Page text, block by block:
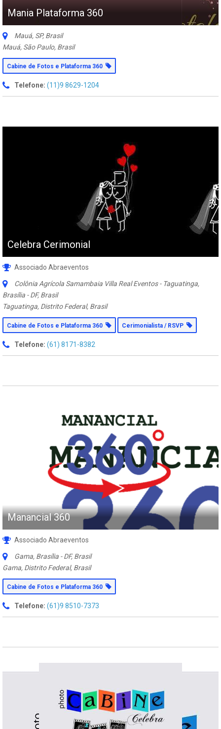
Mania Plataforma 360
Mauá, SP, Brasil
Mauá, São Paulo, Brasil
Cabine de Fotos e Plataforma 360
Telefone: (11)9 8629-1204
Celebra Cerimonial
Associado Abraeventos
Colônia Agrícola Samambaia Villa Real Eventos - Taguatinga,
Brasília - DF, Brasil
Taguatinga, Distrito Federal, Brasil
Cabine de Fotos e Plataforma 360 Cerimonialista / RSVP
Telefone: (61) 8171-8382
Manancial 360
Associado Abraeventos
Gama, Brasília - DF, Brasil
Gama, Distrito Federal, Brasil
Cabine de Fotos e Plataforma 360
Telefone: (61)9 8510-7373